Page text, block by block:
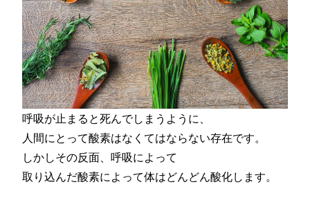
呼吸が止まると死んでしまうように、
人間にとって酸素はなくてはならない存在です。
しかしその反面、呼吸によって
取り込んだ酸素によって体はどんどん酸化します。